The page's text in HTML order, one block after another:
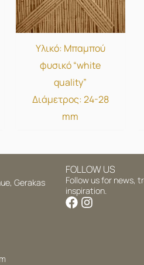
Υλικό: Μπαμπού
φυσικό “white
quality”
Διάμετρος: 24-28
mm
Gerakas
FOLLOW US
Follow us for news,
inspiration.